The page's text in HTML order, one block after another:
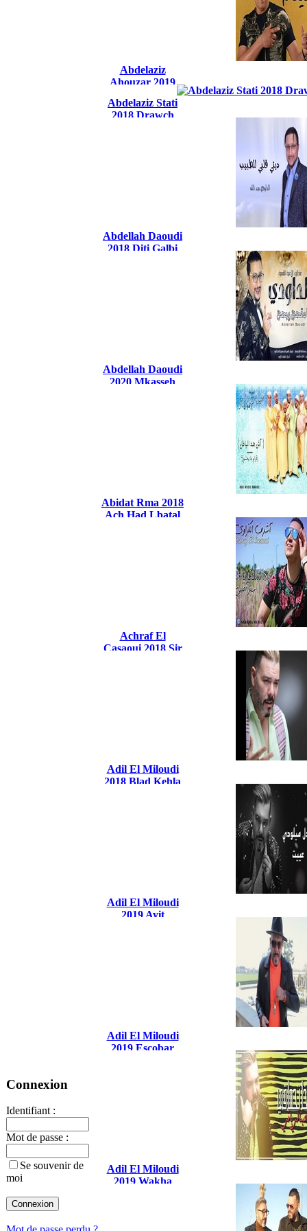
Connexion
Identifiant :
Mot de passe :
Se souvenir de
moi
Abdelaziz
Ahouzar 2019
Abdelaziz Stati
2018 Drawch
Abdellah Daoudi
2018 Diti Galbi
Abdellah Daoudi
2020 Mkasseh
Abidat Rma 2018
Ach Had Lbatal
Achraf El
Casaoui 2018 Sir
Adil El Miloudi
2018 Blad Kehla
Adil El Miloudi
2019 Ayit
Adil El Miloudi
2019 Escobar
Adil El Miloudi
2019 Wakha